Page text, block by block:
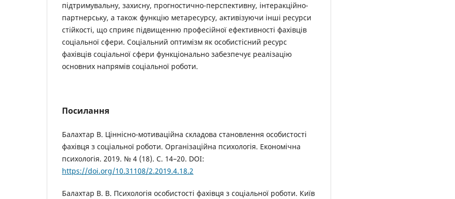
підтримувальну, захисну, прогностично-перспективну, інтеракційно-
партнерську, а також функцію метаресурсу, активізуючи інші ресурси
стійкості, що сприяє підвищенню професійної ефективності фахівців
соціальної сфери. Соціальний оптимізм як особистісний ресурс
фахівців соціальної сфери функціонально забезпечує реалізацію
основних напрямів соціальної роботи.
Посилання
Балахтар В. Ціннісно-мотиваційна складова становлення особистості
фахівця з соціальної роботи. Організаційна психологія. Економічна
психологія. 2019. № 4 (18). С. 14–20. DOI:
https://doi.org/10.31108/2.2019.4.18.2
Балахтар В. В. Психологія особистості фахівця з соціальної роботи. Київ